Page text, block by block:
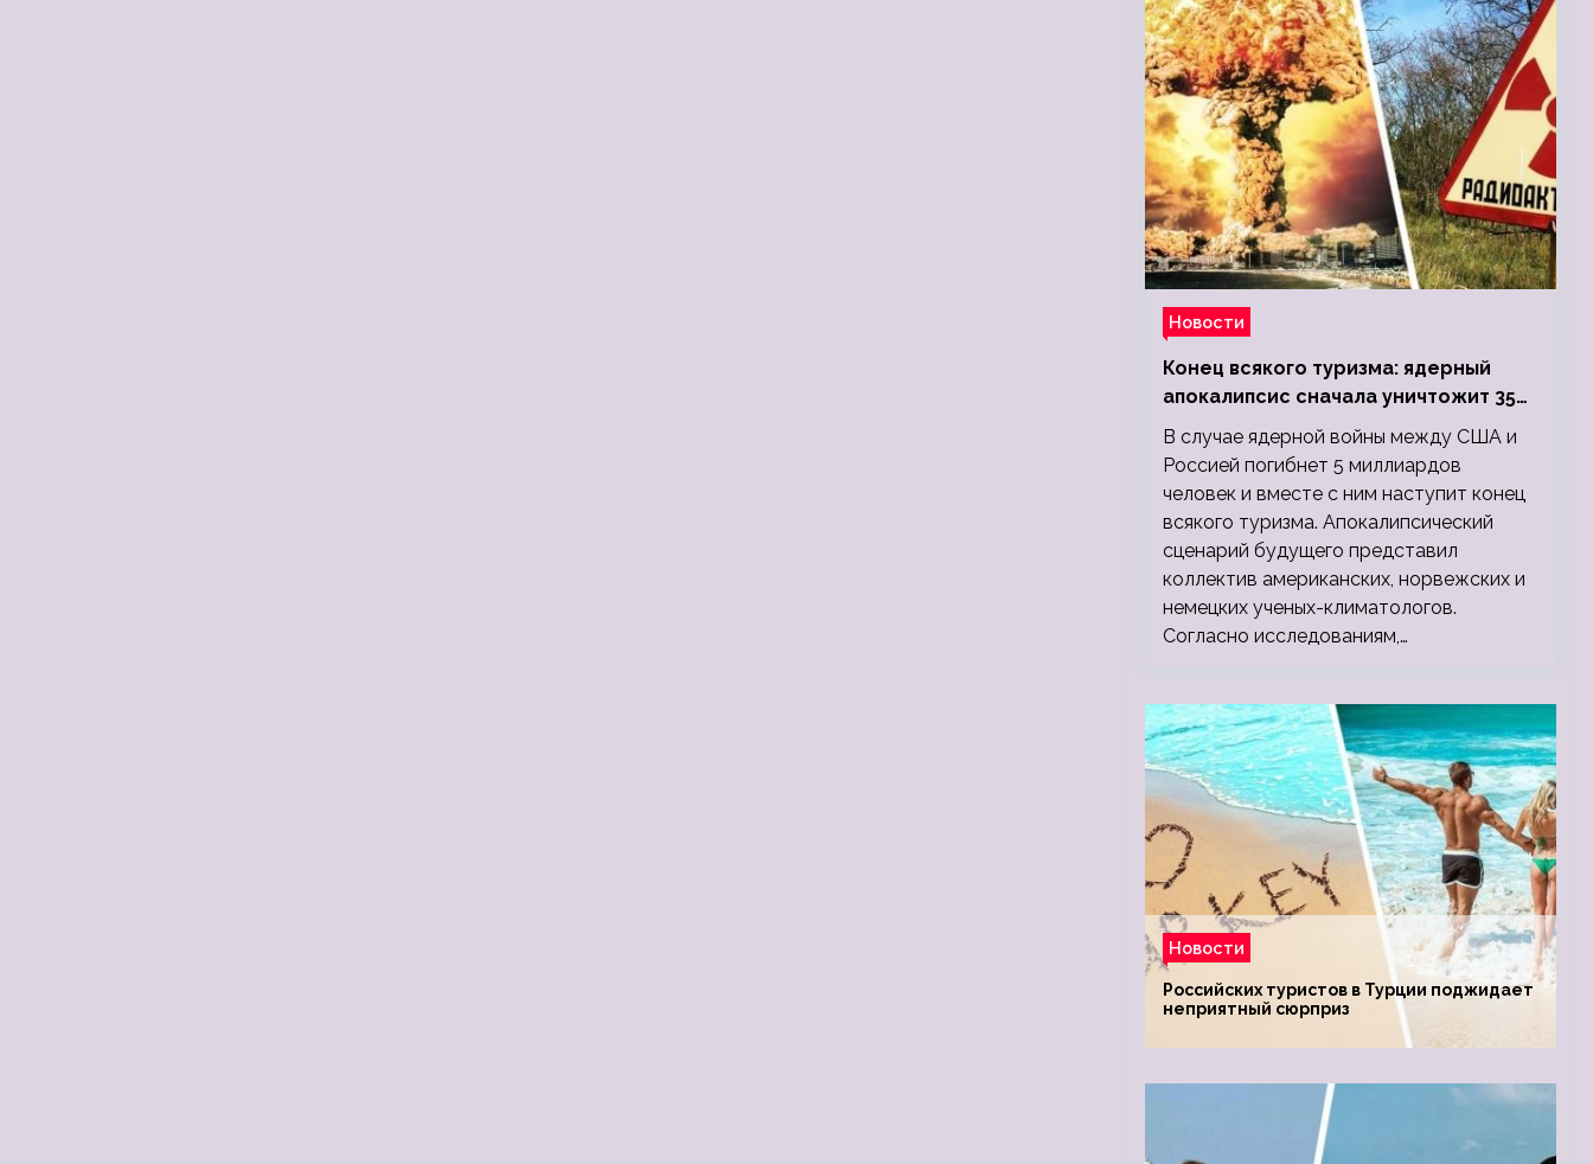
Новости
Конец всякого туризма: ядерный
апокалипсис сначала уничтожит 350
миллионов, а потом 5 миллиардов
людей
В случае ядерной войны между США и
Россией погибнет 5 миллиардов
человек и вместе с ним наступит конец
всякого туризма. Апокалипсический
сценарий будущего представил
коллектив американских, норвежских и
немецких ученых-климатологов.
Согласно исследованиям,…
Новости
Российских туристов в Турции поджидает
неприятный сюрприз